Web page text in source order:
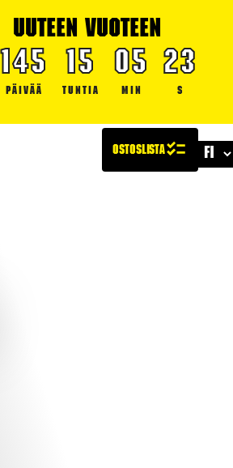
UUTEEN VUOTEEN
145
PÄIVÄÄ
15
TUNTIA
05
MIN
22
S